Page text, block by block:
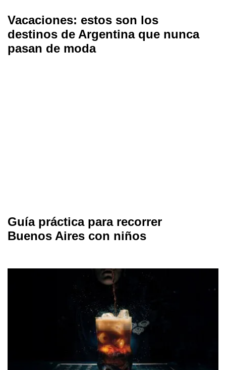
Vacaciones: estos son los
destinos de Argentina que nunca
pasan de moda
Guía práctica para recorrer
Buenos Aires con niños